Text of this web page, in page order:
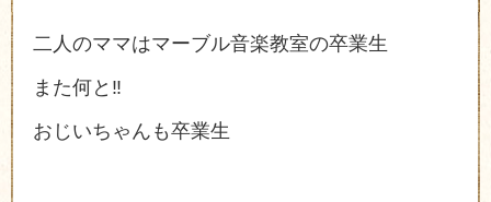
二人のママはマーブル音楽教室の卒業生
また何と ‼️
おじいちゃんも卒業生